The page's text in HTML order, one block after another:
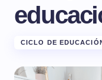
CICLO DE